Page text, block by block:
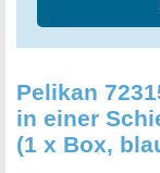
Pelikan
in einer
(1 x Box,